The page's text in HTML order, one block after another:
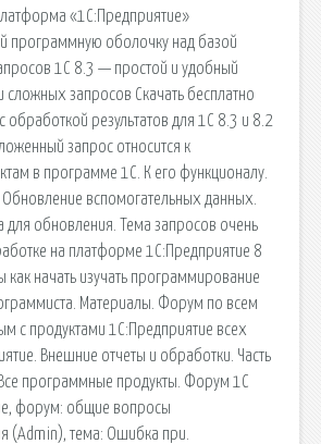
«1С:Предприятие»
программную оболочку над базой
1С 8.3 — простой и удобный
сложных запросов Скачать бесплатно
обработкой результатов для 1С 8.3 и 8.2
запрос относится к
в программе 1С. К его функционалу.
Обновление вспомогательных данных.
для обновления. Тема запросов очень
на платформе 1С:Предприятие 8
как начать изучать программирование
Материалы. Форум по всем
с продуктами 1С:Предприятие всех
Внешние отчеты и обработки. Часть
программные продукты. Форум 1С
форум: общие вопросы
(Admin), тема: Ошибка при.